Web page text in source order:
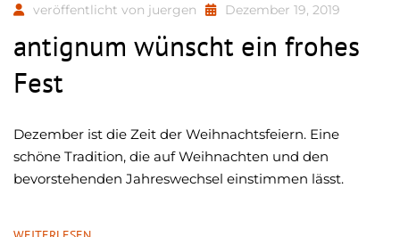
veröffentlicht von juergen Dezember 19, 2019
antignum wünscht ein frohes
Fest
Dezember ist die Zeit der Weihnachtsfeiern. Eine
schöne Tradition, die auf Weihnachten und den
bevorstehenden Jahreswechsel einstimmen lässt.